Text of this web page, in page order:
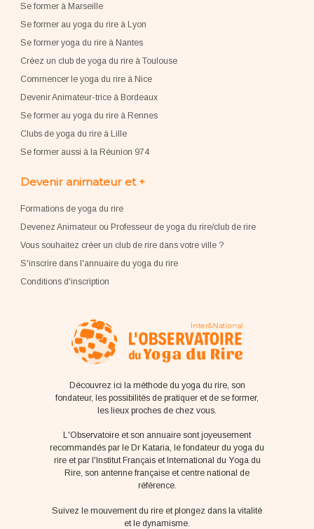
Se former à Marseille
Se former au yoga du rire à Lyon
Se former yoga du rire à Nantes
Créez un club de yoga du rire à Toulouse
Commencer le yoga du rire à Nice
Devenir Animateur-trice à Bordeaux
Se former au yoga du rire à Rennes
Clubs de yoga du rire à Lille
Se former aussi à la Réunion 974
Devenir animateur et +
Formations de yoga du rire
Devenez Animateur ou Professeur de yoga du rire/club de rire
Vous souhaitez créer un club de rire dans votre ville ?
S'inscrire dans l'annuaire du yoga du rire
Conditions d'inscription
Découvrez ici la méthode du yoga du rire, son
fondateur, les possibilités de pratiquer et de se former,
les lieux proches de chez vous.
L'Observatoire et son annuaire sont joyeusement
recommandés par le Dr Kataria, le fondateur du yoga du
rire et par l'Institut Français et International du Yoga du
Rire, son antenne française et centre national de
référence.
Suivez le mouvement du rire et plongez dans la vitalité
et le dynamisme.